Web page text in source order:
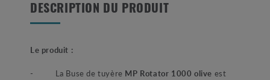
DESCRIPTION DU PRODUIT
Le produit :
- La Buse de tuyère MP Rotator 1000 olive est